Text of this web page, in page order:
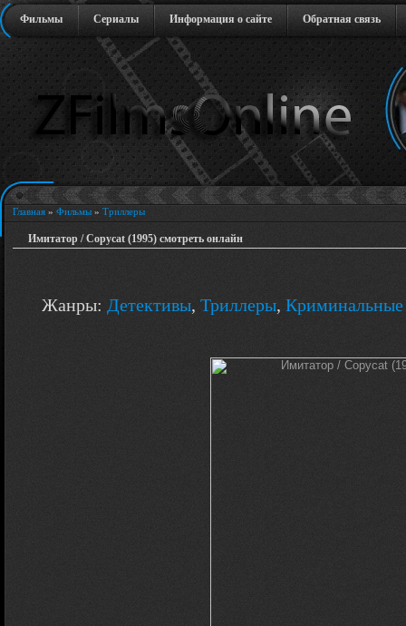
Фильмы Сериалы Информация о сайте Обратная связь
Главная » Фильмы » Триллеры
Имитатор / Copycat (1995) смотреть онлайн
Жанры: Детективы, Триллеры, Криминальные